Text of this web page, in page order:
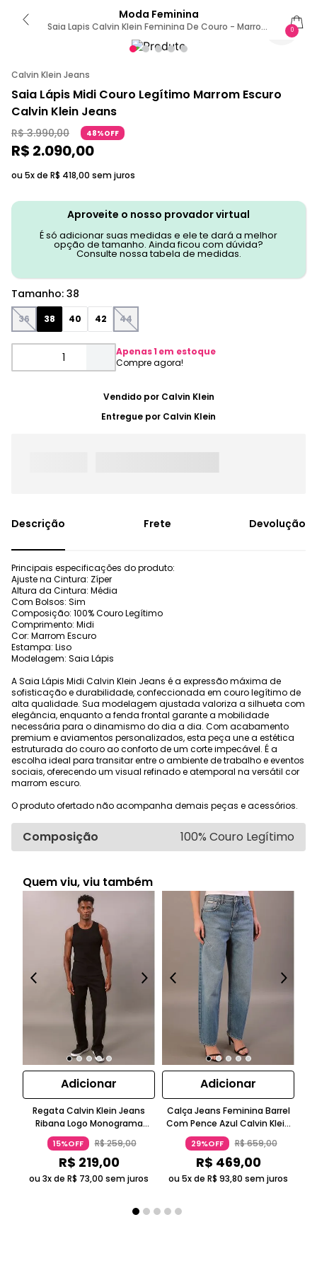
Moda Feminina
Saia Lapis Calvin Klein Feminina De Couro - Marrom
0
Calvin Klein Jeans
Saia Lápis Midi Couro Legítimo Marrom Escuro
Calvin Klein Jeans
R$ 3.990,00 48%OFF
R$ 2.090,00
ou 5x de R$ 418,00 sem juros
Aproveite o nosso provador virtual
É só adicionar suas medidas e ele te dará a melhor
opção de tamanho. Ainda ficou com dúvida?
Consulte nossa tabela de medidas.
Tamanho: 38
36 38 40 42 44
Apenas1 em estoque
Vendido por Calvin Klein
Entregue por Calvin Klein
Frete Devolução
Principais especificações do produto:
Ajuste na Cintura: Zíper
Altura da Cintura: Média
Com Bolsos: Sim
Composição: 100% Couro Legítimo
Comprimento: Midi
Cor: Marrom Escuro
Estampa: Liso
Modelagem: Saia Lápis
A Saia Lápis Midi Calvin Klein Jeans é a expressão máxima de
sofisticação e durabilidade, confeccionada em couro legítimo de
alta qualidade. Sua modelagem ajustada valoriza a silhueta com
elegância, enquanto a fenda frontal garante a mobilidade
necessária para o dinamismo do dia a dia. Com acabamento
premium e aviamentos personalizados, esta peça une a estética
estruturada do couro ao conforto de um corte impecável. É a
escolha ideal para transitar entre o ambiente de trabalho e eventos
sociais, oferecendo um visual refinado e atemporal na versátil cor
marrom escuro.
O produto ofertado não acompanha demais peças e acessórios.
Composição 100% Couro Legítimo
Quem viu, viu também
Adicionar
Regata Calvin Klein Jeans
Ribana Logo Monograma
Preto
15%OFF R$259,00
R$ 219,00
ou 3x de R$ 73,00 sem juros
Adicionar
Calça Jeans Feminina Barrel
Com Pence Azul Calvin Klein
Jeans
29%OFF R$659,00
R$ 469,00
ou 5x de R$ 93,80 sem juros